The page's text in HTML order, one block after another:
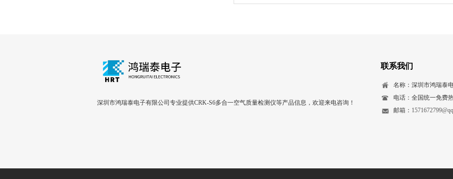
深圳市鸿瑞泰电子有限公司专业提供CRK-S6多合一空气质量检测仪等产品信息，欢迎来电咨询！
联系我们
名称：深圳市鸿瑞泰
电话：全国统一免费
邮箱：